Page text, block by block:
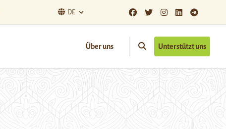
DE
Über uns Unterstützt uns